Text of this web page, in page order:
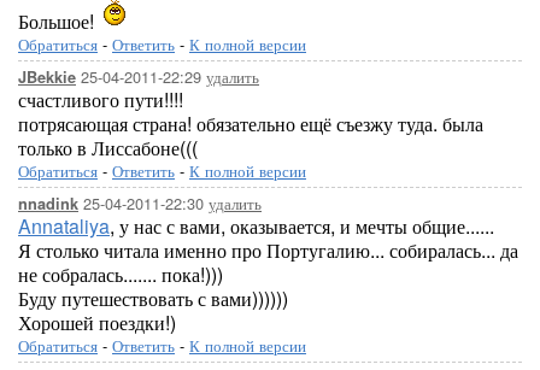
Большое!
Обратиться - Ответить - К полной версии
JBekkie 25-04-2011-22:29 удалить
счастливого пути!!!!
потрясающая страна! обязательно ещё съезжу туда. была
только в Лиссабоне(((
Обратиться - Ответить - К полной версии
nnadink 25-04-2011-22:30 удалить
Annataliya, у нас с вами, оказывается, и мечты общие......
Я столько читала именно про Португалию... собиралась... да
не собралась....... пока!)))
Буду путешествовать с вами))))))
Хорошей поездки!)
Обратиться - Ответить - К полной версии